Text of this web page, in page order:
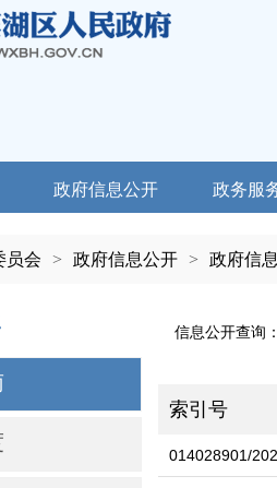
政府信息公开 政务服
员会 > 政府信息公开 > 政府信
信息公开查询：
索引号
014028901/